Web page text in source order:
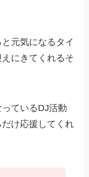
元気になるタイ
にきてくれるそ
ているDJ活動
け応援してくれ